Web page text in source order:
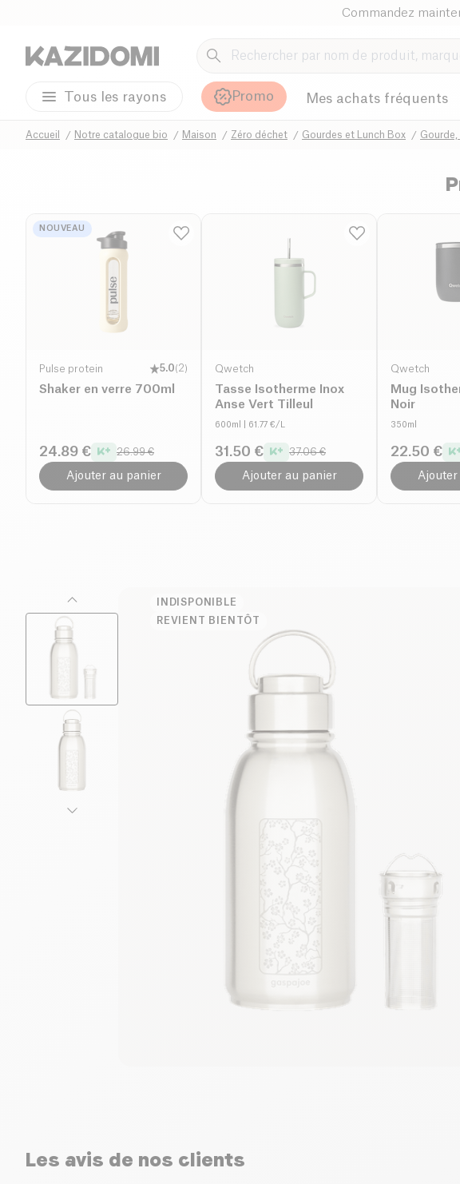
Commandez
Tous les rayons Promo Mes achats fréquents
Accueil Notre catalogue bio Maison Zéro déchet Gourdes et Lunch Box
NOUVEAU
Pulse protein 5.0(2)
Shaker en verre 700ml
24.89 € 26.99 €
Ajouter au panier
Qwetch
Tasse Isotherme Inox
Anse Vert Tilleul
600ml | 61.77 €/L
31.50 € 37.06 €
Ajouter au panier
Qwetch
Mug
Noir
350ml
22.50 €
Ajouter
INDISPONIBLE
REVIENT BIENTÔT
Les avis de nos clients